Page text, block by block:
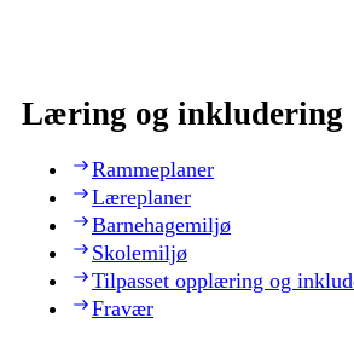
Læring og inkludering
Rammeplaner
Læreplaner
Barnehagemiljø
Skolemiljø
Tilpasset opplæring og
Fravær